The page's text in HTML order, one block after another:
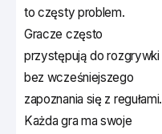
to częsty problem.
Gracze często
przystępują do rozgrywki
bez wcześniejszego
zapoznania się z regułami.
Każda gra ma swoje